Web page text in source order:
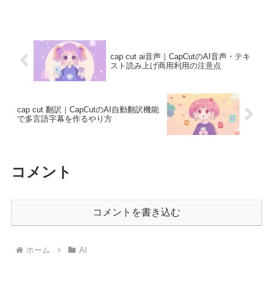
cap cut ai音声｜CapCutのAI音声・テキ
スト読み上げ商用利用の注意点
cap cut 翻訳｜CapCutのAI自動翻訳機能
で多言語字幕を作るやり方
コメント
コメントを書き込む
ホーム AI